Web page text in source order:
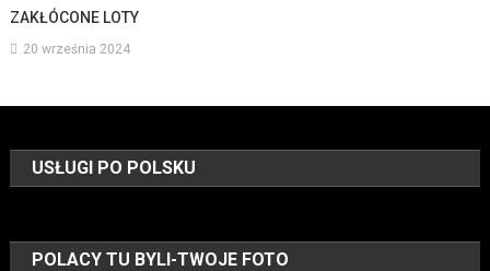
ZAKŁÓCONE LOTY
20 września 2024
USŁUGI PO POLSKU
POLACY TU BYLI-TWOJE FOTO